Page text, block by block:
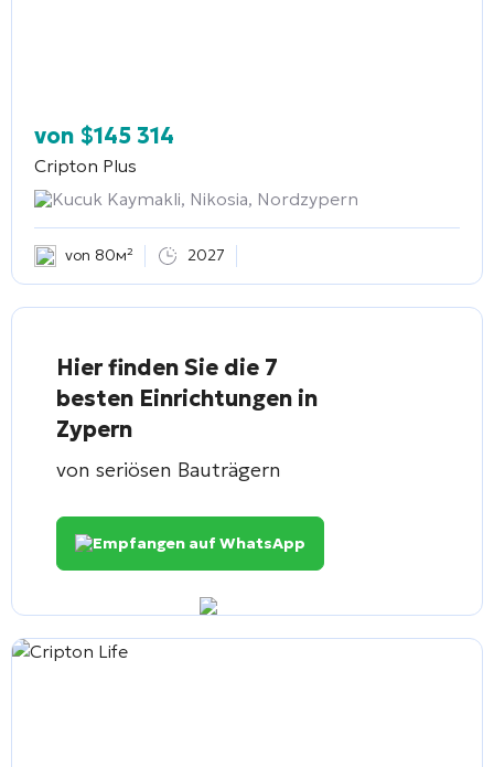
von $145 314
Cripton Plus
Kucuk Kaymakli, Nikosia, Nordzypern
von 80м² 2027
Hier finden Sie die 7
besten Einrichtungen in
Zypern
von seriösen Bauträgern
Empfangen auf WhatsApp